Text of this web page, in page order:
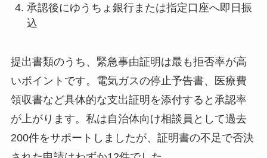
承認後にゆうちょ銀行または指定口座へ即日振
込
提出書類のうち、緊急事由証明は最も拒否率が高
いポイントです。電気ガスの停止予告書、医療費
領収書など具体的な支出証明を添付すると承認率
が上がります。私は自治体向け相談員として過去
200件をサポートしましたが、証明書の不足で否決